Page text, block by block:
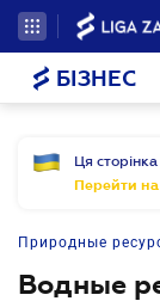
БІЗНЕС
Ця
Перейти на
Природные
Водные